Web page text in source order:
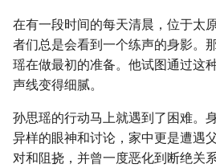
在有一段时间的每天清晨，位于太
者们总是会看到一个练声的身影。
瑶在做最初的准备。他试图通过这
声线变得细腻。
孙思瑶的行动马上就遇到了困难。
异样的眼神和讨论，家中更是遭遇
对和阻挠，并曾一度恶化到断绝关